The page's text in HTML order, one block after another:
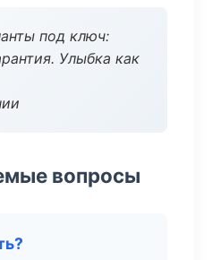
под ключ:
Улыбка как
вопросы